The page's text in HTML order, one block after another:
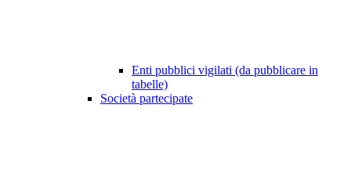
Enti pubblici vigilati (da pubblicare in
tabelle)
Società partecipate